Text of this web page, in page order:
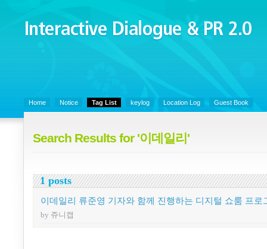
Interactive Dialogue &
PR 2.0
Home Notice Tag List keylog Location Log Guest Book
Search Results for '이데일리'
1 posts
이데일리 류준영 기자와 함께 진행하는 디지털 쇼룸 프로
by 쥬니캡